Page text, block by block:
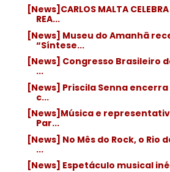
[News]CARLOS MALTA
REA...
[News] Museu do Amanhã
“Síntese...
[News] Congresso Brasileiro
...
[News] Priscila Senna
c...
[News]Música e
Par...
[News] No Mês do Rock, o
...
[News] Espetáculo musical